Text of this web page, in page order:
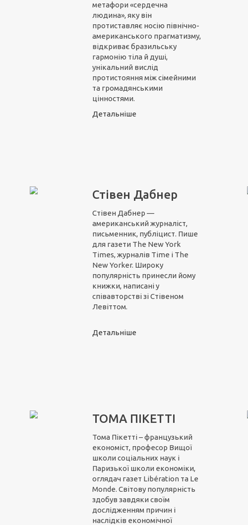
метафори «сердечна
людина», яку він
протиставляє носію північно-
американського прагматизму,
відкриває бразильську
гармонію тіла й душі,
унікальний вислід
протистояння між сімейними
та громадянськими
цінностями.
Детальніше
Стівен Дабнер
Стівен Дабнер —
американський журналіст,
письменник, публіцист. Пише
для газети The New York
Times, журналів Time і The
New Yorker. Широку
популярність принесли йому
книжки, написані у
співавторстві зі Стівеном
Левіттом.
Детальніше
ТОМА ПІКЕТТІ
Тома Пікетті – французький
економіст, професор Вищої
школи соціальних наук і
Паризької школи економіки,
оглядач газет Libération та Le
Monde. Світову популярність
здобув завдяки своїм
дослідженням причин і
наслідків економічної